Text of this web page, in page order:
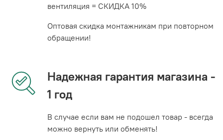
вентиляция = СКИДКА 10%
Оптовая скидка монтажникам при повторном
обращении!
Надежная гарантия магазина -
1 год
В случае если вам не подошел товар - всегда
можно вернуть или обменять!